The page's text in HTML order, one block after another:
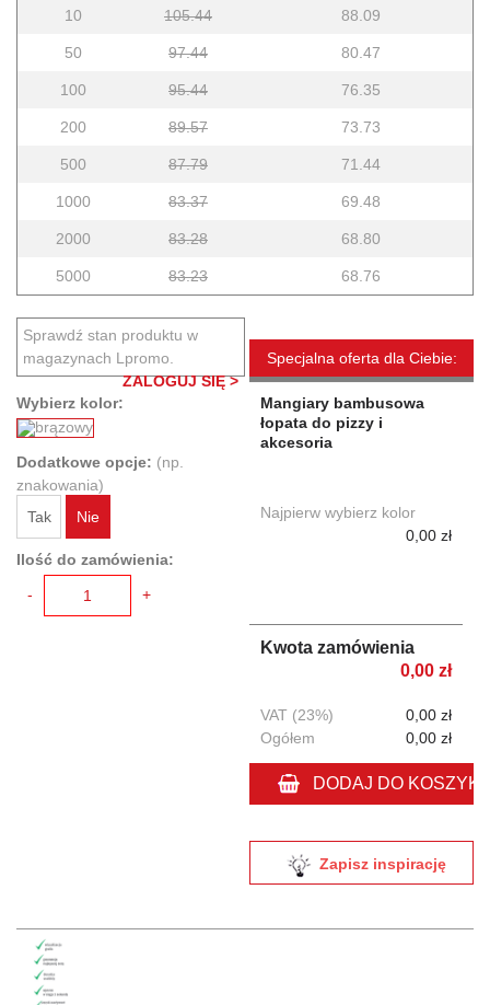
10 105.44 88.09
50 97.44 80.47
100 95.44 76.35
200 89.57 73.73
500 87.79 71.44
1000 83.37 69.48
2000 83.28 68.80
5000 83.23 68.76
Sprawdź stan produktu w
magazynach Lpromo.
ZALOGUJ SIĘ >
Wybierz kolor:
Dodatkowe opcje: (np.
znakowania)
Tak
Nie
Ilość do zamówienia:
-
+
Specjalna oferta dla Ciebie:
Mangiary bambusowa
łopata do pizzy i
akcesoria
Najpierw wybierz kolor
0,00 zł
Kwota zamówienia
0,00 zł
VAT (23%)
0,00 zł
Ogółem
0,00 zł
DODAJ DO
Zapisz inspirację